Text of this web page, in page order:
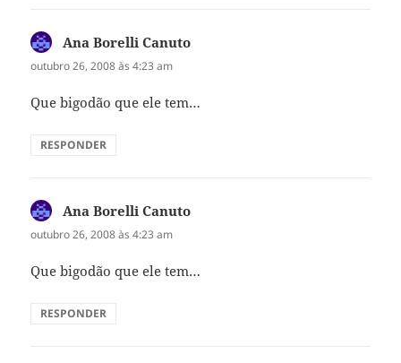
Ana Borelli Canuto
outubro 26, 2008 às 4:23 am
Que bigodão que ele tem…
RESPONDER
Ana Borelli Canuto
outubro 26, 2008 às 4:23 am
Que bigodão que ele tem…
RESPONDER